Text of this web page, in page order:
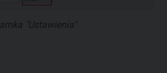
"Ustawienia"